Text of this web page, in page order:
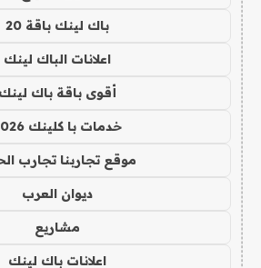
باك لينك باقة 20
اعلانات الباك لينك
أقوى باقة باك لينك
خدمات با كلينك 2026
موقع تجاربنا تجارب
ديوان العرب
مشاريع
اعلانات باك لينك